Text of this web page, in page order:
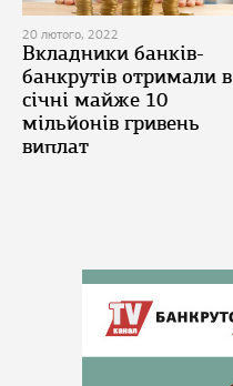
20 лютого, 2022
Вкладники банків-
банкрутів отримали в
січні майже 10
мільйонів гривень
виплат